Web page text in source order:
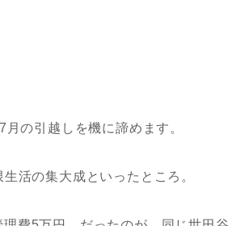
月の引越しを機に諦めます。
活の集大成といったところ。